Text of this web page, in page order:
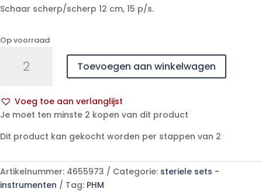
Schaar scherp/scherp 12 cm, 15 p/s.
Op voorraad
scherp/scherp
15
p/s
aantal
Toevoegen aan winkelwagen
Voeg toe aan verlanglijst
A
t
r
n
Je moet ten minste 2 kopen van dit product
Dit product kan gekocht worden per stappen van 2
Artikelnummer: 4655973 Categorie: steriele sets -
instrumenten
Tag: PHM